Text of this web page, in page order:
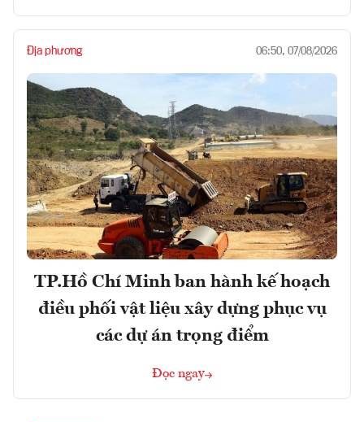
Địa phương 06:50, 07/08/2026
TP.Hồ Chí Minh ban hành kế hoạch
điều phối vật liệu xây dựng phục vụ
các dự án trọng điểm
Đọc ngay